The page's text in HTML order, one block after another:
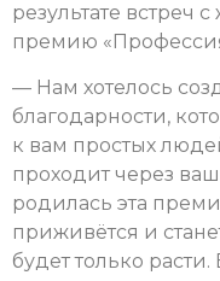
результате встреч
премию
— Нам хотелось
благодарности,
к вам простых
проходит через
родилась эта
приживётся и
будет только